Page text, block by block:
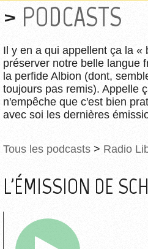
PODCASTS
Il y en a qui appellent ça la «
préserver notre belle langue
la perfide Albion (dont,
toujours pas remis). Appelle
n'empêche que c'est bien
avec soi les dernières
Tous les podcasts > Radio
L'ÉMISSION DE